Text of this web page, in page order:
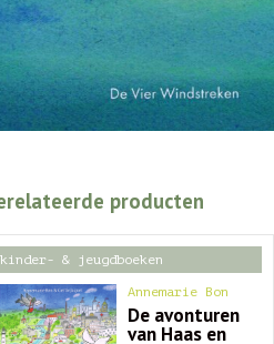
producten
kinder- & jeugdboeken
Annemarie Bon
De avonturen
van Haas en